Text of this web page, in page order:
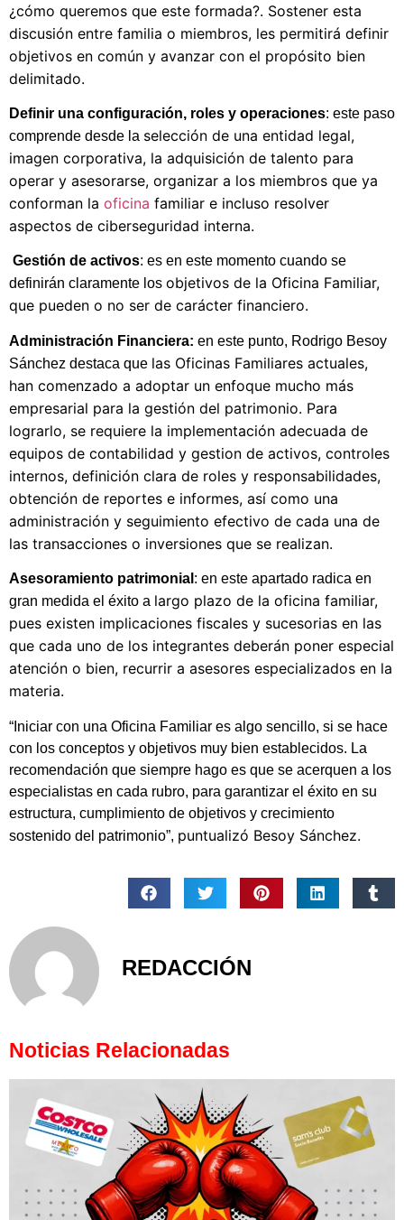
¿cómo queremos que este formada?. Sostener esta
discusión entre familia o miembros, les permitirá definir
objetivos en común y avanzar con el propósito bien
delimitado.
Definir una configuración, roles y operaciones: este paso
comprende desde la selección de una entidad legal,
imagen corporativa, la adquisición de talento para
operar y asesorarse, organizar a los miembros que ya
conforman la oficina familiar e incluso resolver
aspectos de ciberseguridad interna.
Gestión de activos: es en este momento cuando se
definirán claramente los objetivos de la Oficina Familiar,
que pueden o no ser de carácter financiero.
Administración Financiera: en este punto, Rodrigo Besoy
Sánchez destaca que las Oficinas Familiares actuales,
han comenzado a adoptar un enfoque mucho más
empresarial para la gestión del patrimonio. Para
lograrlo, se requiere la implementación adecuada de
equipos de contabilidad y gestion de activos, controles
internos, definición clara de roles y responsabilidades,
obtención de reportes e informes, así como una
administración y seguimiento efectivo de cada una de
las transacciones o inversiones que se realizan.
Asesoramiento patrimonial : en este apartado radica en
gran medida el éxito a largo plazo de la oficina familiar,
pues existen implicaciones fiscales y sucesorias en las
que cada uno de los integrantes deberán poner especial
atención o bien, recurrir a asesores especializados en la
materia.
“Iniciar con una Oficina Familiar es algo sencillo, si se hace
con los conceptos y objetivos muy bien establecidos. La
recomendación que siempre hago es que se acerquen a los
especialistas en cada rubro, para garantizar el éxito en su
estructura, cumplimiento de objetivos y crecimiento
sostenido del patrimonio”, puntualizó Besoy Sánchez.
REDACCIÓN
Noticias Relacionadas